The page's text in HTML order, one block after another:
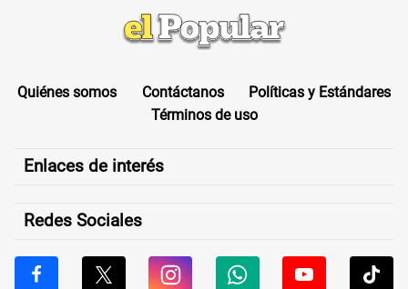
Quiénes somos Contáctanos
Políticas y Estándares
Términos de uso
Enlaces de interés
Redes Sociales